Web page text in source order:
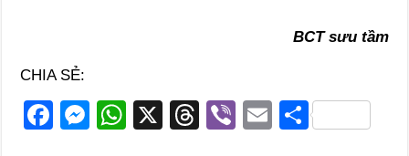
BCT sưu tầm
CHIA SẺ:
F
M
W
X
T
Vi
E S